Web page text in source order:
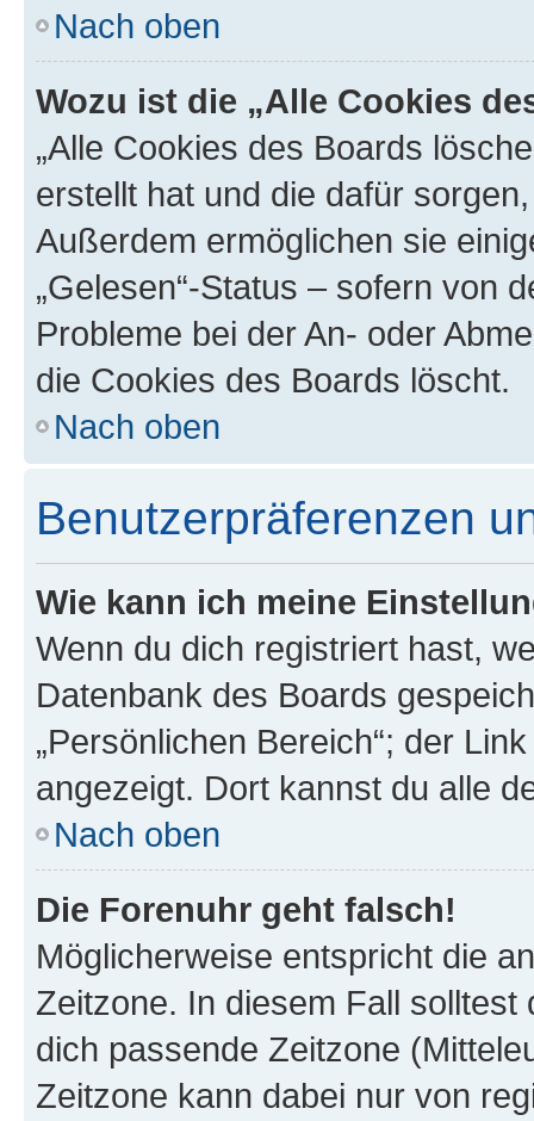
Nach oben
Wozu ist die „Alle Cookies
„Alle Cookies des Boards
erstellt hat und die dafür
Außerdem ermöglichen sie
„Gelesen“-Status – sofern von
Probleme bei der An- oder
die Cookies des Boards löscht.
Nach oben
Benutzerpräferenzen
Wie kann ich meine
Wenn du dich registriert hast,
Datenbank des Boards
„Persönlichen Bereich“; der
angezeigt. Dort kannst du alle
Nach oben
Die Forenuhr geht falsch!
Möglicherweise entspricht die
Zeitzone. In diesem Fall solltest
dich passende Zeitzone
Zeitzone kann dabei nur von